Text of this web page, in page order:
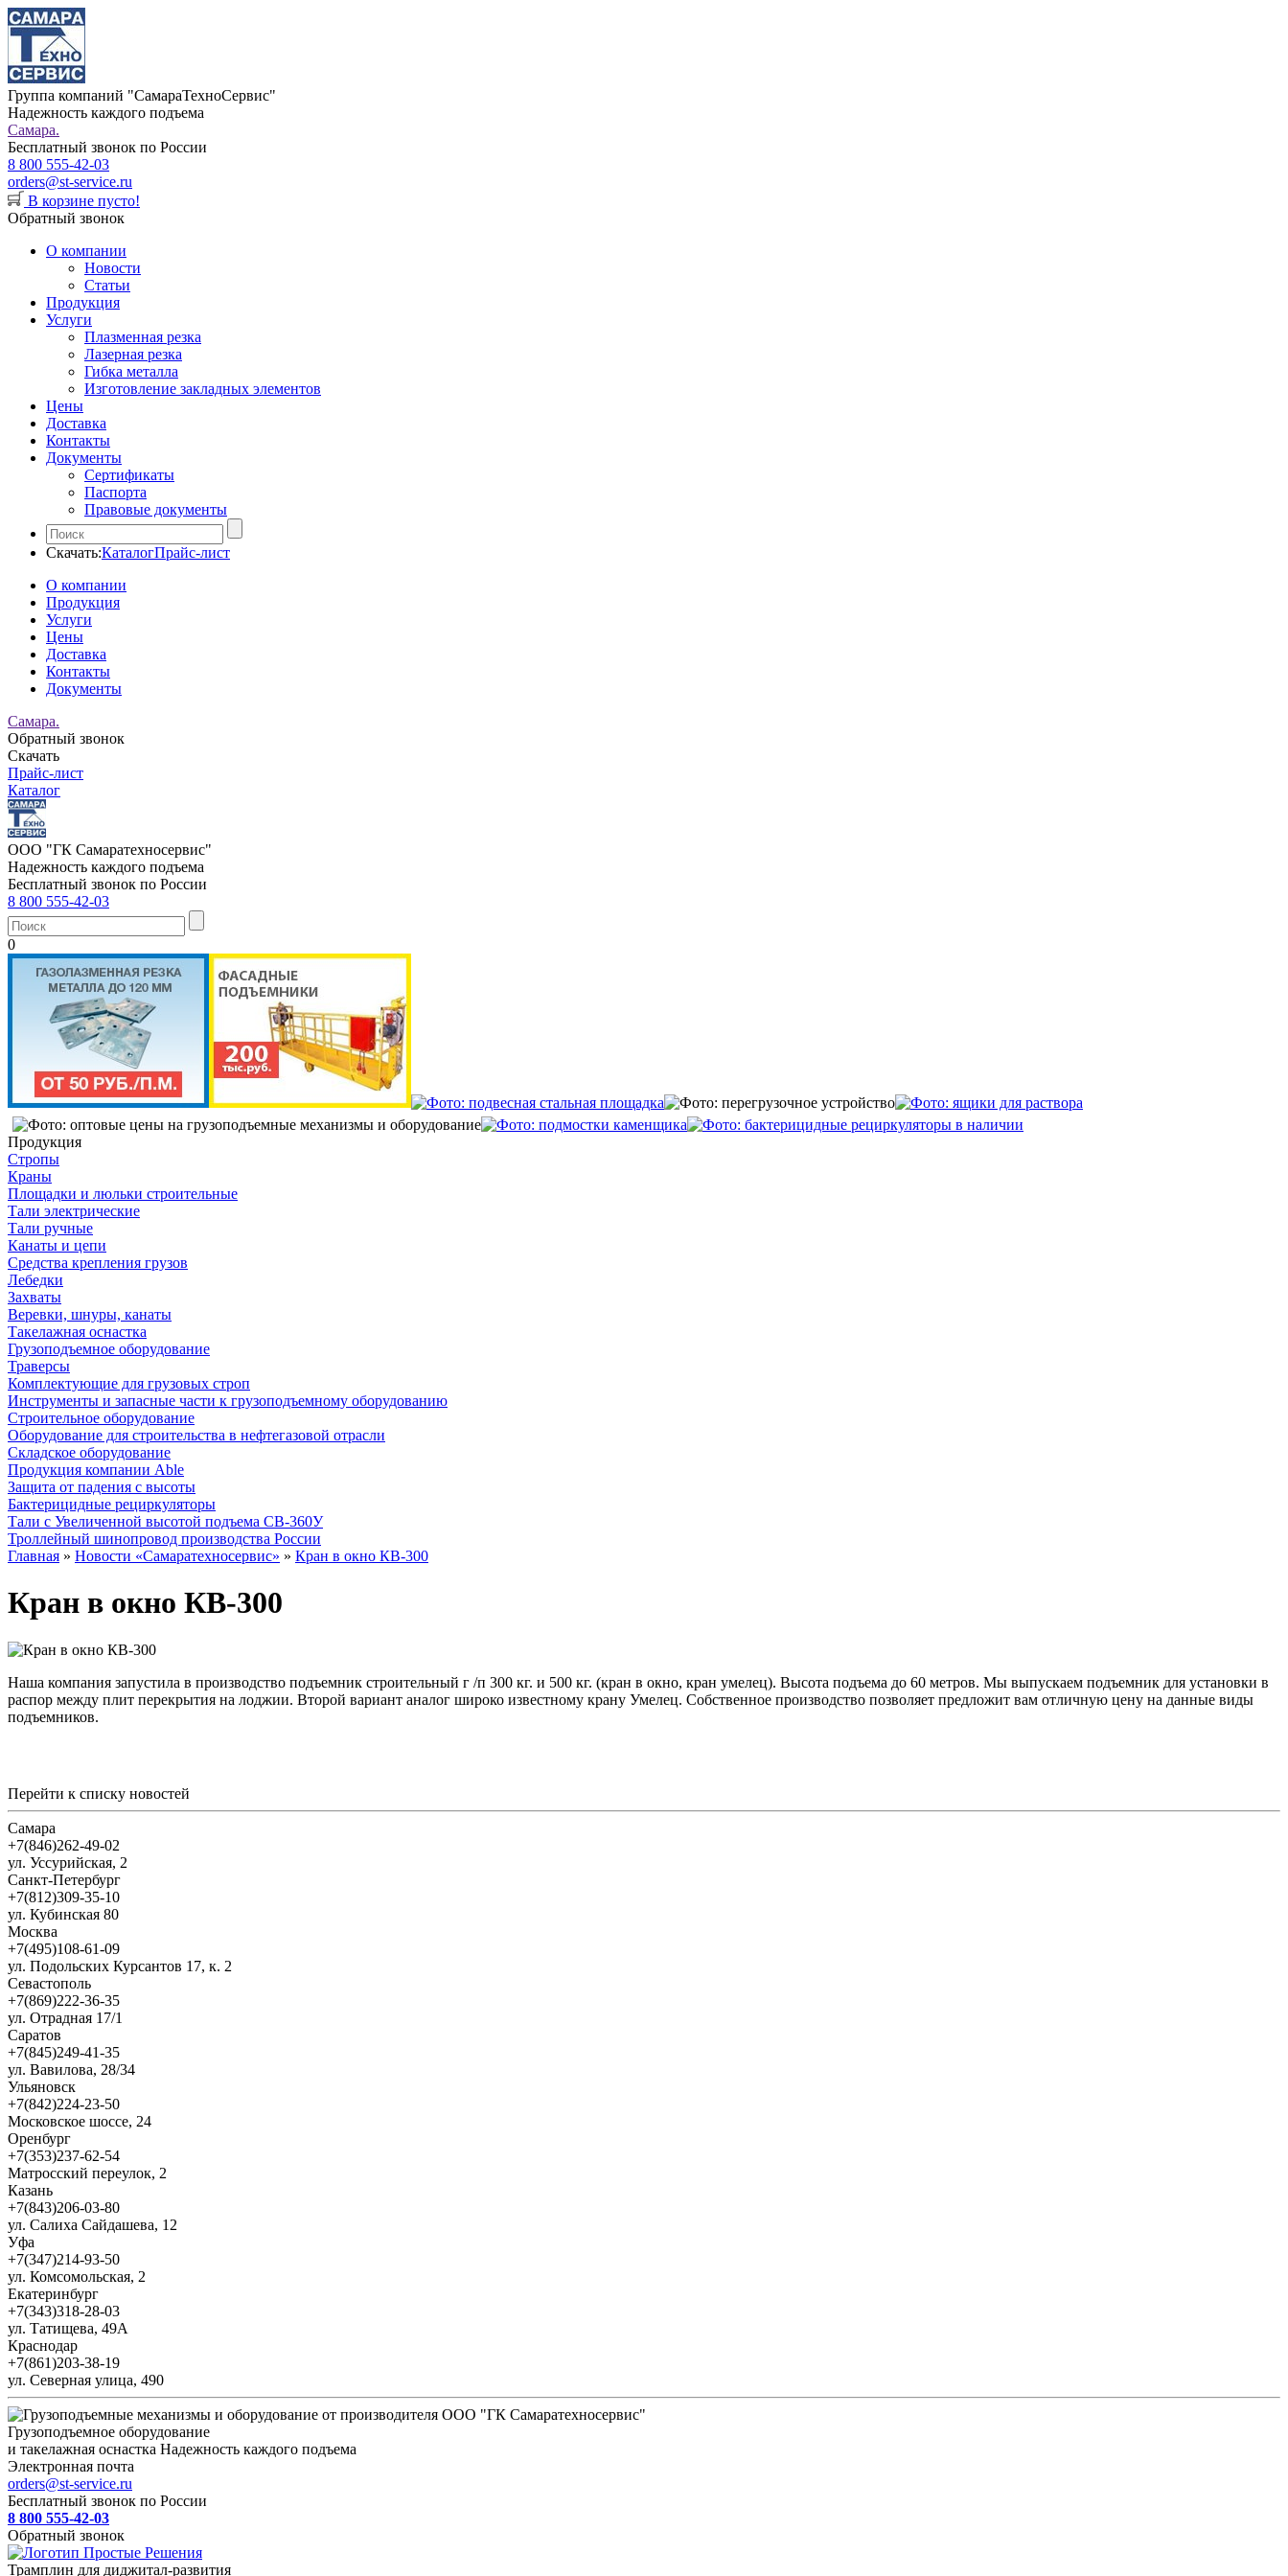
Группа компаний "СамараТехноСервис"
Надежность каждого подъема
Самара.
Бесплатный звонок по России
8 800 555-42-03
orders@st-service.ru
В корзине пусто!
Обратный звонок
О компании
Новости
Статьи
Продукция
Услуги
Плазменная резка
Лазерная резка
Гибка металла
Изготовление закладных элементов
Цены
Доставка
Контакты
Документы
Сертификаты
Паспорта
Правовые документы
Скачать:КаталогПрайс-лист
О компании
Продукция
Услуги
Цены
Доставка
Контакты
Документы
Самара.
Обратный звонок
Скачать
Прайс-лист
Каталог
ООО "ГК Самаратехносервис"
Надежность каждого подъема
Бесплатный звонок по России
8 800 555-42-03
0
Продукция
Стропы
Краны
Площадки и люльки строительные
Тали электрические
Тали ручные
Канаты и цепи
Средства крепления грузов
Лебедки
Захваты
Веревки, шнуры, канаты
Такелажная оснастка
Грузоподъемное оборудование
Траверсы
Комплектующие для грузовых строп
Инструменты и запасные части к грузоподъемному оборудованию
Строительное оборудование
Оборудование для строительства в нефтегазовой отрасли
Складское оборудование
Продукция компании Able
Защита от падения с высоты
Бактерицидные рециркуляторы
Тали с Увеличенной высотой подъема СВ-360У
Троллейный шинопровод производства России
Главная » Новости «Самаратехносервис» » Кран в окно КВ-300
Кран в окно КВ-300
Наша компания запустила в производство подъемник строительный г /п 300 кг. и 500 кг. (кран в окно, кран умелец). Высота подъема до 60 метров. Мы выпускаем подъемник для установки в
распор между плит перекрытия на лоджии. Второй вариант аналог широко известному крану Умелец. Собственное производство позволяет предложит вам отличную цену на данные виды
подъемников.
Перейти к списку новостей
Самара
+7(846)262-49-02
ул. Уссурийская, 2
Санкт-Петербург
+7(812)309-35-10
ул. Кубинская 80
Москва
+7(495)108-61-09
ул. Подольских Курсантов 17, к. 2
Севастополь
+7(869)222-36-35
ул. Отрадная 17/1
Саратов
+7(845)249-41-35
ул. Вавилова, 28/34
Ульяновск
+7(842)224-23-50
Московское шоссе, 24
Оренбург
+7(353)237-62-54
Матросский переулок, 2
Казань
+7(843)206-03-80
ул. Салиха Сайдашева, 12
Уфа
+7(347)214-93-50
ул. Комсомольская, 2
Екатеринбург
+7(343)318-28-03
ул. Татищева, 49А
Краснодар
+7(861)203-38-19
ул. Северная улица, 490
Грузоподъемное оборудование
и такелажная оснастка Надежность каждого подъема
Электронная почта
orders@st-service.ru
Бесплатный звонок по России
8 800 555-42-03
Обратный звонок
Трамплин для диджитал-развития